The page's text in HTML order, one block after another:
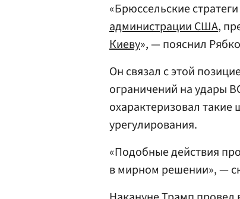
«Брюссельские
администрацииСША,
Киеву», — пояснил
Он связал с этой
ограничений на удары
охарактеризовал такие
урегулирования.
«Подобные действия
в мирном решении», —